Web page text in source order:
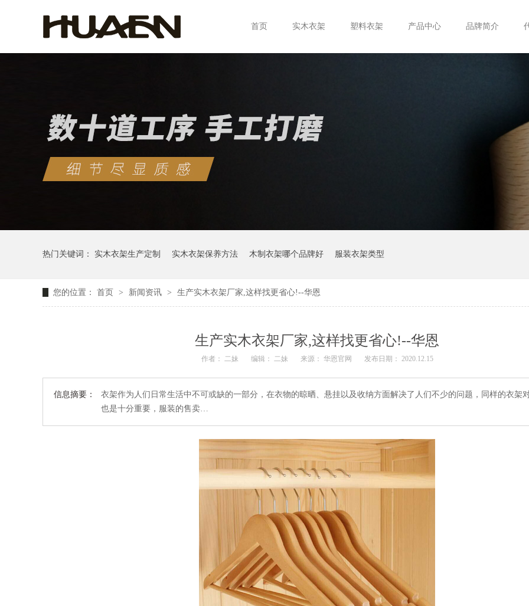
首页 实木衣架 塑料衣架 产品中心 品牌简介
热门关键词： 实木衣架生产定制 实木衣架保养方法 木制衣架哪个品牌好 服装衣架类型
您的位置： 首页 > 新闻资讯 > 生产实木衣架厂家,这样找更省心!--华恩
生产实木衣架厂家,这样找更省心!--华恩
作者： 二妹 编辑： 二妹 来源： 华恩官网 发布日期： 2020.12.15
信息摘要：
衣架作为人们日常生活中不可或缺的一部分，在衣物的晾晒、悬挂以及收纳方面解决了人们不少的问题，同样的衣架
也是十分重要，服装的售卖…